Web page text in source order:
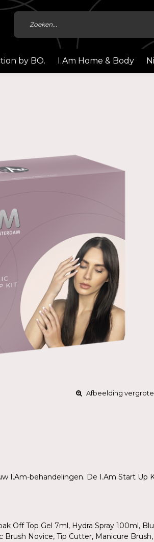
by BO. I.Am Home & Body
Afbeelding
I.Am-behandelingen. De I.Am Start
Off Top Gel 7ml, Hydra Spray 100ml,
Novice, Tip Cutter, Manicure